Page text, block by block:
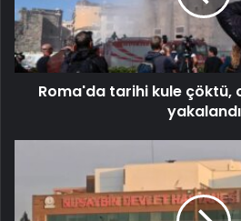
Roma'da tarihi kule çöktü,
yakalandı